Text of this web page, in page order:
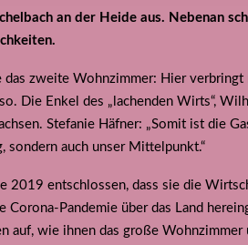
an der Heide aus. Nebenan
zweite Wohnzimmer: Hier verbringt
Die Enkel des „lachenden Wirts“,
Stefanie Häfner: „Somit ist die
sondern auch unser Mittelpunkt.“
2019 entschlossen, dass sie die
Pandemie über das Land
auf, wie ihnen das große Wohnzimmer